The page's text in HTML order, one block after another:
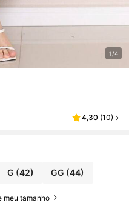
1/4
4,30 (10)
G (42) GG (44)
meu tamanho